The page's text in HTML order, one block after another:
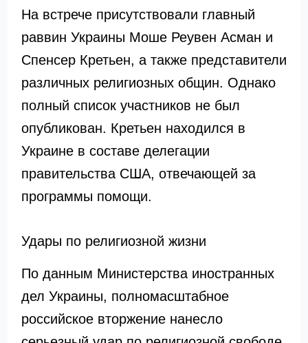
На встрече присутствовали главный
раввин Украины Моше Реувен Асман и
Спенсер Кретьен, а также представители
различных религиозных общин. Однако
полный список участников не был
опубликован. Кретьен находился в
Украине в составе делегации
правительства США, отвечающей за
программы помощи.
Удары по религиозной жизни
По данным Министерства иностранных
дел Украины, полномасштабное
российское вторжение нанесло